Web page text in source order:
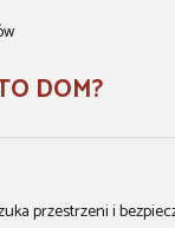
DOM?
przestrzeni i